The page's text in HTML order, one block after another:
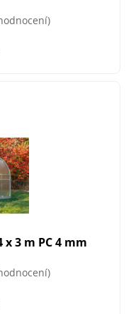
3 m PC 4 mm